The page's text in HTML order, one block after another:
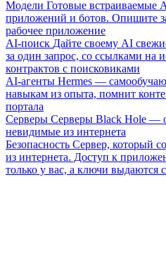
Модели Готовые встраиваемые
приложений и ботов. Опишите
рабочее приложение
AI-поиск Дайте своему AI
за один запрос, со ссылками на
контрактов с поисковиками
AI-агенты Hermes —
навыкам из опыта, помнит
портала
Серверы Серверы Black Hole —
невидимые из интернета
Безопасность Сервер, который
из интернета. Доступ к
только у вас, а ключи выдаются